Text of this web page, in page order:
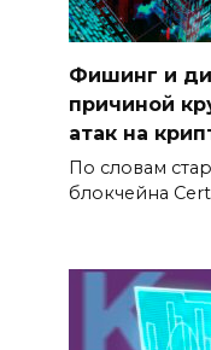
Фишинг и
причиной
атак на
По словам
блокчейна